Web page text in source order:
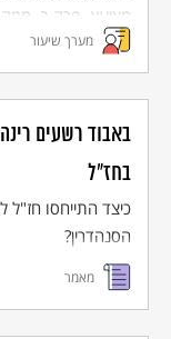
מציעא, פרק ב.
האבדה כאשר על
אותה בוודאות
מערך שיעור
באבוד רשעים
בחז"ל
כיצד התייחסו חז"ל
הסנהדרין?
מאמר